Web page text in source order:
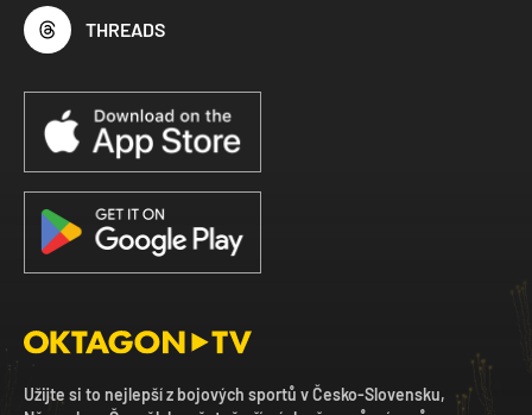
THREADS
Užijte si to nejlepší z bojových sportů v Česko-Slovensku,